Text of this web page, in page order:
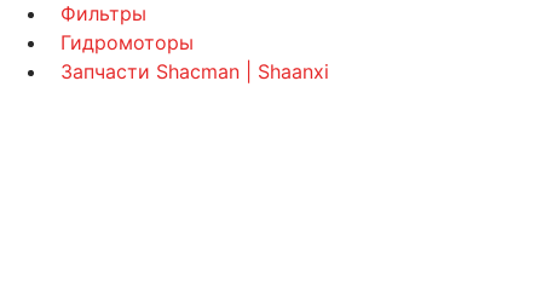
Фильтры
Гидромоторы
Запчасти Shacman | Shaanxi